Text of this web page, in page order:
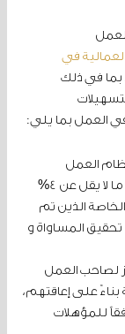
في
بما في ذلك
العمل بما يلي:
وفقاً للمادة 28 من نظام العمل
السعودي، يلتزم أصحاب العمل بتوظيف ما لا يقل عن 4%
الذين تم
المساواة و
لصاحب العمل
بناءً على إعاقتهم،
للمؤهلات